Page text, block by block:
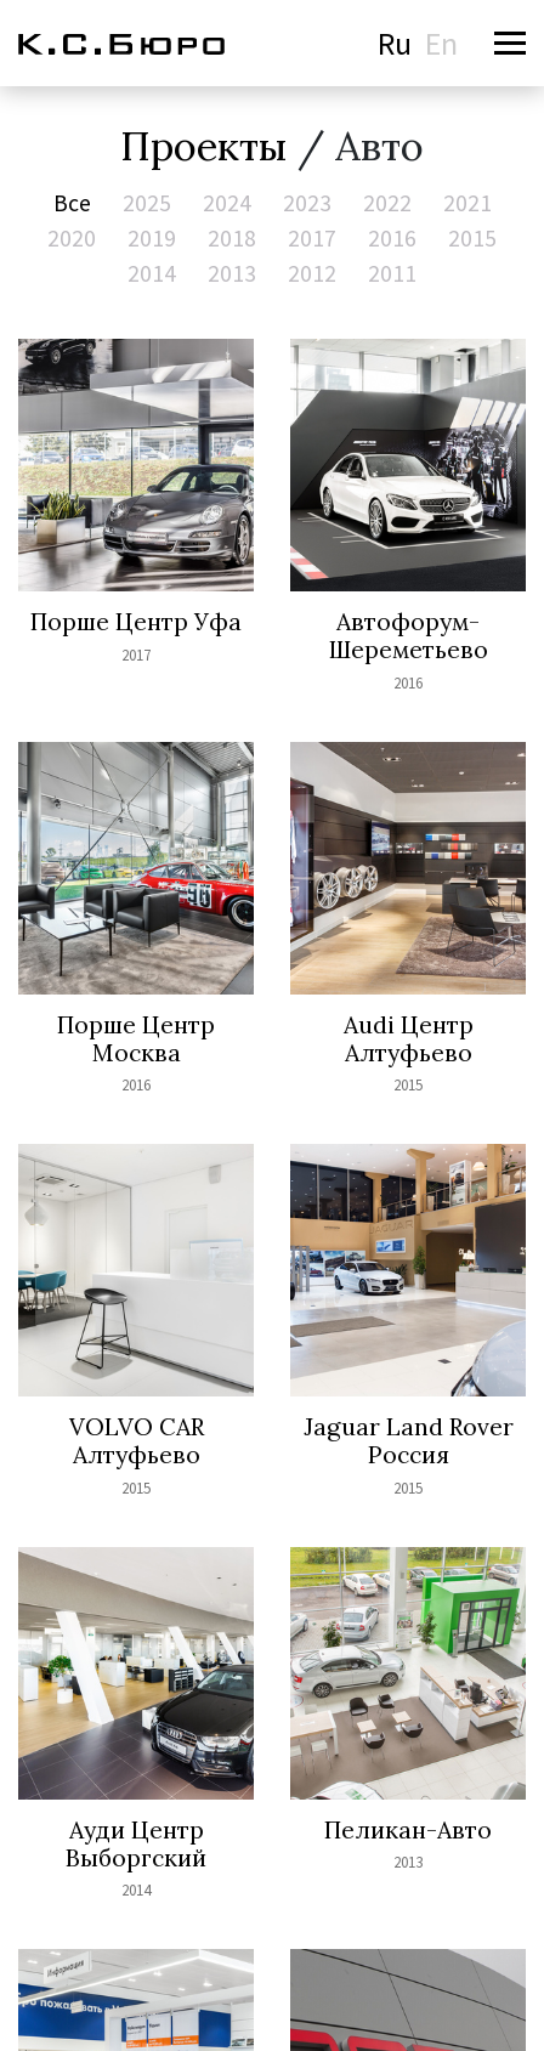
Ru En
Проекты / Авто
Все 2025 2024 2023 2022
2021
2020
2019 2018 2017 2016
2015
2014
2013 2012 2011
Порше Центр Уфа
2017
Автофорум-
Шереметьево
2016
Порше Центр
Москва
2016
Audi Центр
Алтуфьево
2015
VOLVO CAR
Алтуфьево
2015
Jaguar Land Rover
Россия
2015
Ауди Центр
Выборгский
2014
Пеликан-Авто
2013